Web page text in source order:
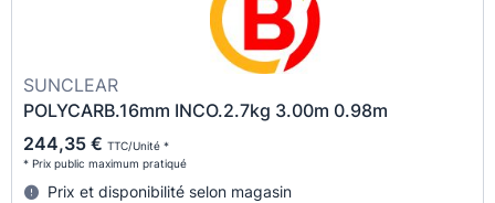
SUNCLEAR
POLYCARB.16mm INCO.2.7kg 3.00m 0.98m
244,35 € TTC/Unité *
* Prix public maximum pratiqué
Prix et disponibilité selon magasin